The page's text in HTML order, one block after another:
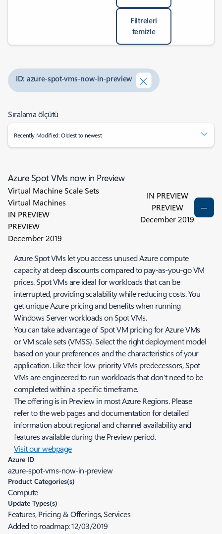
Filtreleri
temizle
ID: azure-spot-vms-now-in-preview
Sıralama ölçütü
Recently Modified: Oldest to newest
Azure Spot VMs now in Preview
Virtual Machine Scale Sets
Virtual Machines
IN PREVIEW
PREVIEW
December 2019
IN PREVIEW
PREVIEW
December 2019
Azure Spot VMs let you access unused Azure compute
capacity at deep discounts compared to pay-as-you-go VM
prices. Spot VMs are ideal for workloads that can be
interrupted, providing scalability while reducing costs. You
get unique Azure pricing and benefits when running
Windows Server workloads on Spot VMs.
You can take advantage of Spot VM pricing for Azure VMs
or VM scale sets (VMSS). Select the right deployment model
based on your preferences and the characteristics of your
application. Like their low-priority VMs predecessors, Spot
VMs are engineered to run workloads that don’t need to be
completed within a specific timeframe.
The offering is in Preview in most Azure Regions. Please
refer to the web pages and documentation for detailed
information about regional and channel availability and
features available during the Preview period.
Visit our webpage
Azure ID
azure-spot-vms-now-in-preview
Product Categories(s)
Compute
Update Types(s)
Features, Pricing & Offerings, Services
Added to roadmap:12/03/2019